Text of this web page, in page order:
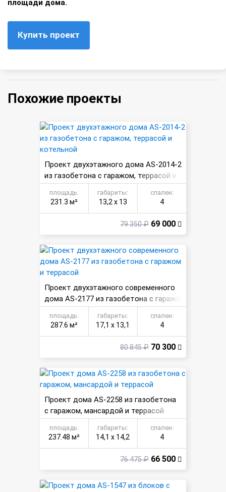
площади дома.
Купить проект
Похожие проекты
Проект двухэтажного дома AS-2014-2
из газобетона с гаражом, террасой и
котельной
площадь:
231.3 м²
габариты:
13,2 х 13
спален:
4
79 350 ₽ 69 000
Проект двухэтажного современного
дома AS-2177 из газобетона с гаражо
м и террасой
площадь:
287.6 м²
габариты:
17,1 х 13,1
спален:
4
80 845 ₽ 70 300
Проект дома AS-2258 из газобетона
с гаражом, мансардой и террасой
площадь:
237.48 м²
габариты:
14,1 х 14,2
спален:
4
76 475 ₽ 66 500